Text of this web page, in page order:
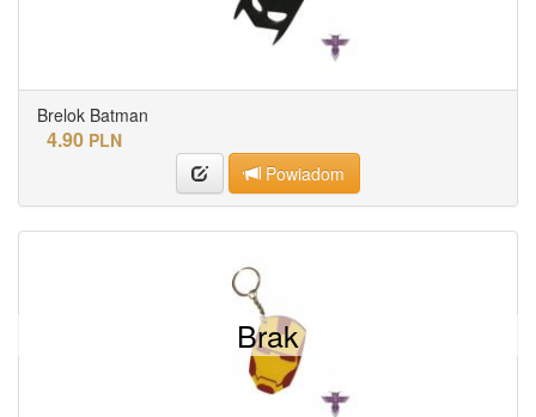
Brelok Batman
4.90 PLN
Powiadom
Brak